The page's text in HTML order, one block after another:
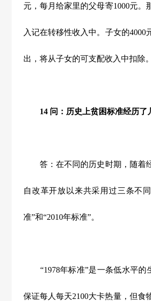
元，每月给家里的父母寄1000元。
入记在转移性收入中。子女的
出，将从子女的可支配收入中扣除。
14 问：历史上贫困标准经历
答：在不同的历史时期，随着
自改革开放以来共采用过三条不
准”和“2010年标准”。
“1978年标准”是一条低水平
保证每人每天2100大卡热量，但